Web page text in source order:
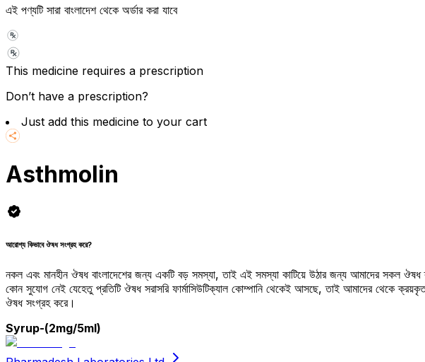
এই পণ্যটি সারা বাংলাদেশ থেকে অর্ডার করা যাবে
This medicine requires a prescription
Don’t have a prescription?
Just add this medicine to your cart
Asthmolin
আরোগ্য কিভাবে ঔষধ সংগ্রহ করে?
নকল এবং মানহীন ঔষধ বাংলাদেশের জন্য একটি বড় সমস্যা, তাই এই সমস্যা কাটিয়ে উঠার জন্য আমাদের সকল
কোন সুযোগ নেই যেহেতু প্রতিটি ঔষধ সরাসরি ফার্মাসিউটিক্যাল কোম্পানি থেকেই আসছে, তাই আমাদের থেকে
ঔষধ সংগ্রহ করে।
Syrup-(2mg/5ml)